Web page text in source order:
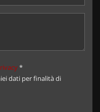
*
dati per finalità di